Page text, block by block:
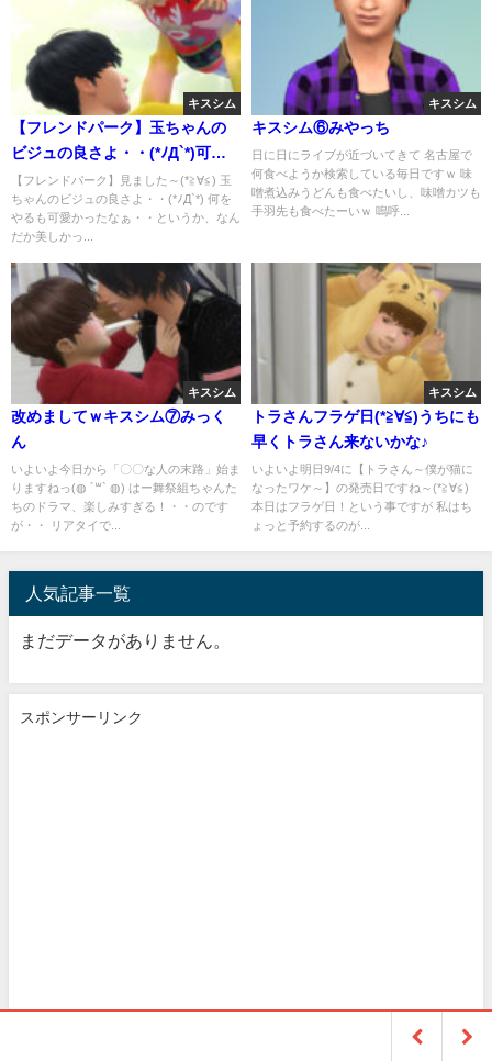
キスシム
【フレンドパーク】玉ちゃんの
ビジュの良さよ・・(*ﾉД`*)可愛
かった～・・というか美しかっ
た(*≧艸≦)ｗｗ
【フレンドパーク】見ました～(*≧∀≦) 玉
ちゃんのビジュの良さよ・・(*ﾉД`*) 何を
やるも可愛かったなぁ・・というか、なん
だか美しかっ...
キスシム
キスシム⑥みやっち
日に日にライブが近づいてきて 名古屋で
何食べようか検索している毎日ですｗ 味
噌煮込みうどんも食べたいし、味噌カツも
手羽先も食べたーいｗ 嗚呼...
キスシム
改めましてｗキスシム⑦みっく
ん
いよいよ今日から「〇〇な人の末路」始ま
りますねっ(◍ ´꒳` ◍) はー舞祭組ちゃんた
ちのドラマ、楽しみすぎる！・・のです
が・・ リアタイで...
キスシム
トラさんフラゲ日(*≧∀≦)うちにも
早くトラさん来ないかな♪
いよいよ明日9/4に【トラさん～僕が猫に
なったワケ～】の発売日ですね～(*≧∀≦)
本日はフラゲ日！という事ですが 私はち
ょっと予約するのが...
人気記事一覧
まだデータがありません。
スポンサーリンク